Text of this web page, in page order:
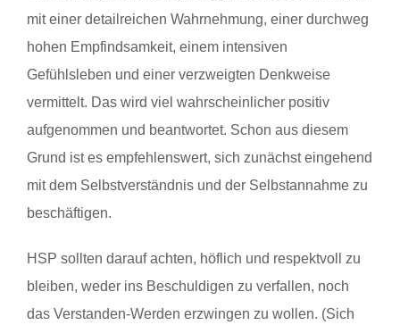
mit einer detailreichen Wahrnehmung, einer durchweg
hohen Empfindsamkeit, einem intensiven
Gefühlsleben und einer verzweigten Denkweise
vermittelt. Das wird viel wahrscheinlicher positiv
aufgenommen und beantwortet. Schon aus diesem
Grund ist es empfehlenswert, sich zunächst eingehend
mit dem Selbstverständnis und der Selbstannahme zu
beschäftigen.
HSP sollten darauf achten, höflich und respektvoll zu
bleiben, weder ins Beschuldigen zu verfallen, noch
das Verstanden-Werden erzwingen zu wollen. (Sich